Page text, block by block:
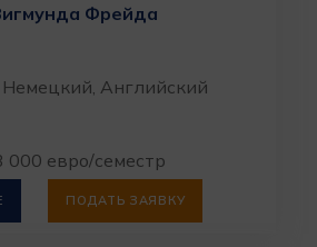
Фрейда
Немецкий, Английский
000 евро/семестр
ПОДАТЬ ЗАЯВКУ